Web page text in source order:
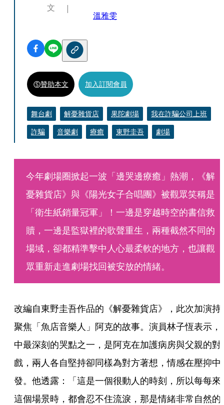
文
溫雅雯
贊助本文 加入訂閱會員
舞台劇 解憂雜貨店 果陀劇場
我在詐騙公司上班
詐騙
音樂劇 療癒 東野圭吾 劇場
今年劇場圈掀起一波「邊哭邊療癒」熱潮，《解
憂雜貨店》與《陽光女子合唱團》被觀眾笑稱是
「衛生紙銷量冠軍」！一邊是穿越時空的書信救
贖，一邊是監獄裡的歌聲重生，兩種截然不同的
場域，卻都精準擊中人心最柔軟的地方，也讓觀
眾重新走進劇場找回被安放的情緒。
改編自東野圭吾作品的《解憂雜貨店》，此次加演持
聚焦「魚店音樂人」阿克的故事。演員林子恆表示，
中最深刻的哭點之一，是阿克在加護病房與父親的對
戲，兩人各自堅持卻同樣為對方著想，情感在壓抑中
發。他透露：「這是一個很動人的時刻，所以每每來
這個場景時，都會忍不住流淚，那是情緒非常自然的